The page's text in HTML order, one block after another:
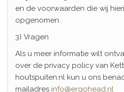
en de voorwaarden die wij
opgenomen.
3) Vragen
Als u meer informatie wilt
over de privacy policy van
houtspuiten.nl kun u ons
mailadres info@ergohead.nl